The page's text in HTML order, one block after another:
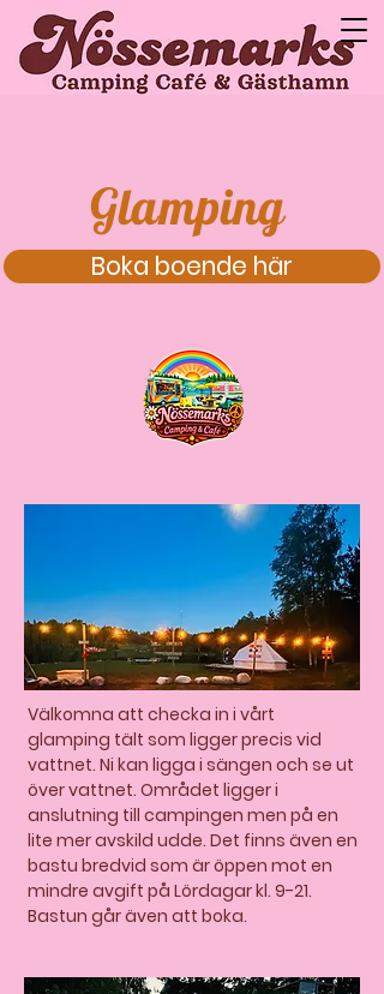
Glamping
Boka boende här
Välkomna att checka in i vårt
glamping tält som ligger precis vid
vattnet. Ni kan ligga i sängen och se ut
över vattnet. Området ligger i
anslutning till campingen men på en
lite mer avskild udde. Det finns även en
bastu bredvid som är öppen mot en
mindre avgift på Lördagar kl. 9-21.
Bastun går även att boka.